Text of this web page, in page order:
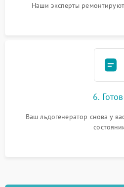
Наши эксперты
6.
Ваш льдогенератор снова у